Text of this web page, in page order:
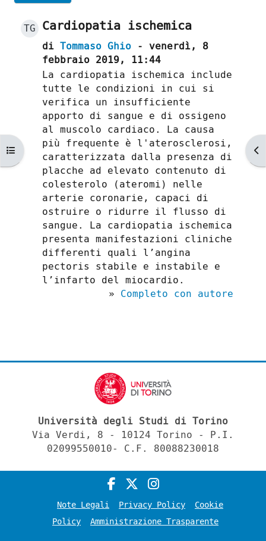
Apri indice del corso
TG Cardiopatia ischemica
di Tommaso Ghio- venerdì, 8
febbraio 2019, 11:44
La cardiopatia ischemica include
tutte le condizioni in cui si
verifica un insufficiente
apporto di sangue e di ossigeno
al muscolo cardiaco. La causa
più frequente è l'aterosclerosi,
caratterizzata dalla presenza di
placche ad elevato contenuto di
colesterolo (ateromi) nelle
arterie coronarie, capaci di
ostruire o ridurre il flusso di
sangue. La cardiopatia ischemica
presenta manifestazioni cliniche
differenti quali l’angina
pectoris stabile e instabile e
l’infarto del miocardio.
» Completo con autore
Università degli Studi di Torino
Via Verdi, 8 - 10124 Torino - P.I.
02099550010- C.F. 80088230018
Note Legali Privacy Policy
Cookie
Policy
Amministrazione Trasparente